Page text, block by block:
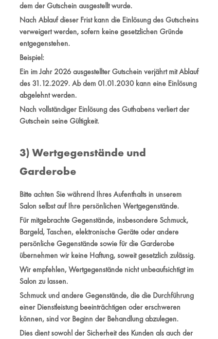
dem der Gutschein ausgestellt wurde.
Nach Ablauf dieser Frist kann die Einlösung des Gutscheins
verweigert werden, sofern keine gesetzlichen Gründe
entgegenstehen.
Beispiel:
Ein im Jahr 2026 ausgestellter Gutschein verjährt mit Ablauf
des 31.12.2029. Ab dem 01.01.2030 kann eine Einlösung
abgelehnt werden.
Nach vollständiger Einlösung des Guthabens verliert der
Gutschein seine Gültigkeit.
3) Wertgegenstände und
Garderobe
Bitte achten Sie während Ihres Aufenthalts in unserem
Salon selbst auf Ihre persönlichen Wertgegenstände.
Für mitgebrachte Gegenstände, insbesondere Schmuck,
Bargeld, Taschen, elektronische Geräte oder andere
persönliche Gegenstände sowie für die Garderobe
übernehmen wir keine Haftung, soweit gesetzlich zulässig.
Wir empfehlen, Wertgegenstände nicht unbeaufsichtigt im
Salon zu lassen.
Schmuck und andere Gegenstände, die die Durchführung
einer Dienstleistung beeinträchtigen oder erschweren
können, sind vor Beginn der Behandlung abzulegen.
Dies dient sowohl der Sicherheit des Kunden als auch der